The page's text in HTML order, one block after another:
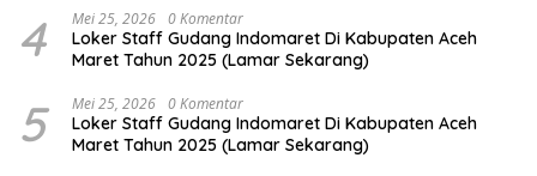
4 Mei 25, 2026 0 Komentar
Loker Staff Gudang Indomaret Di Kabupaten Aceh
Maret Tahun 2025 (Lamar Sekarang)
5 Mei 25, 2026 0 Komentar
Loker Staff Gudang Indomaret Di Kabupaten Aceh
Maret Tahun 2025 (Lamar Sekarang)